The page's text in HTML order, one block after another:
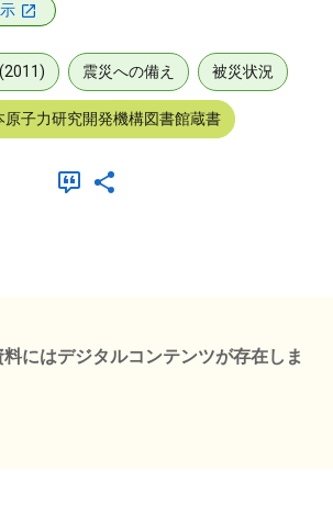
震災への備え 被災状況
原子力研究開発機構図書館蔵書
料にはデジタルコンテンツが存在しま